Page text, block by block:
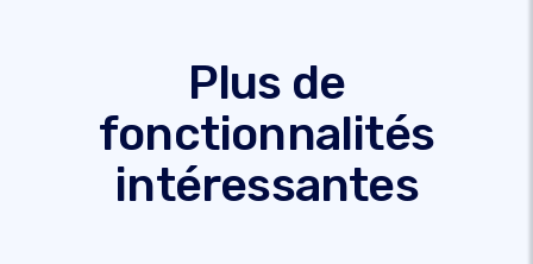
Plus de
fonctionnalités
intéressantes